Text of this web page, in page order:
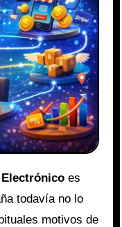
es
todavía no lo
motivos de